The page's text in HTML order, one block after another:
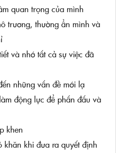
quan trọng của mình
trương, thường ẩn mình và
và nhớ tất cả sự việc đã
những vấn đề mới lạ
động lực để phấn đấu và
khen
khăn khi đưa ra quyết định